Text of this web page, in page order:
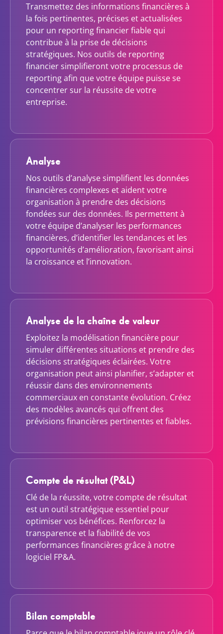
Transmettez des informations financières à
la fois pertinentes, précises et actualisées
pour un reporting financier fiable qui
contribue à la prise de décisions
stratégiques. Nos outils de reporting
financier simplifieront votre processus de
reporting afin que votre équipe puisse se
concentrer sur la réussite de votre
entreprise.
Analyse
Nos outils d’analyse simplifient les données
financières complexes et aident votre
organisation à prendre des décisions
fondées sur des données. Ils permettent à
votre équipe d’analyser les performances
financières, d’identifier les tendances et les
opportunités d’amélioration, favorisant ainsi
la croissance et l’innovation.
Analyse de la chaîne de valeur
Exploitez la modélisation financière pour
simuler différentes situations et prendre des
décisions stratégiques éclairées. Votre
organisation peut ainsi planifier, s’adapter et
réussir dans des environnements
commerciaux en constante évolution. Créez
des modèles avancés qui offrent des
prévisions financières pertinentes et fiables.
Compte de résultat (P&L)
Clé de la réussite, votre compte de résultat
est un outil stratégique essentiel pour
optimiser vos bénéfices. Renforcez la
transparence et la fiabilité de vos
performances financières grâce à notre
logiciel FP&A.
Bilan comptable